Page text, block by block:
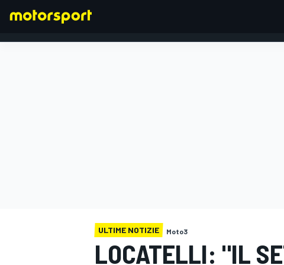
ULTIME NOTIZIE Moto3
LOCATELLI: "IL